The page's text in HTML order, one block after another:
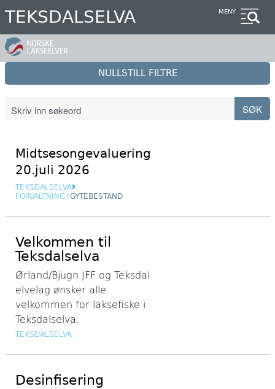
Hopp
til
hovedinnhold
TEKSDALSELVA MENY
NULLSTILL FILTRE
Midtsesongevaluering
20.juli 2026
TEKSDALSELVA
FORVALTNING /GYTEBESTAND
Velkommen til
Teksdalselva
Ørland/Bjugn JFF og Teksdal
elvelag ønsker alle
velkommen for laksefiske i
Teksdalselva.
TEKSDALSELVA
Desinfisering